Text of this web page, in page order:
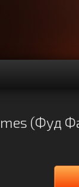
(Фуд